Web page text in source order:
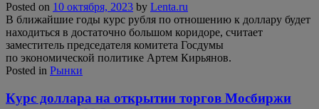
Posted on 10 октября, 2023 by Lenta.ru
В ближайшие годы курс рубля по отношению к доллару будет
находиться в достаточно большом коридоре, считает
заместитель председателя комитета Госдумы
по экономической политике Артем Кирьянов.
Posted in Рынки
Курс доллара на открытии торгов Мосбиржи